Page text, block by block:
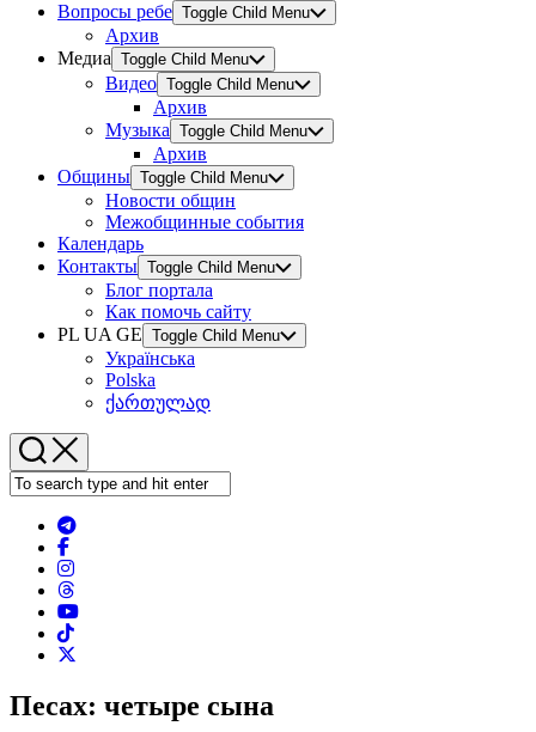
Вопросы ребе Toggle Child Menu
Архив
Медиа Toggle Child Menu
Видео Toggle Child Menu
Архив
Музыка Toggle Child Menu
Архив
Общины Toggle Child Menu
Новости общин
Межобщинные события
Календарь
Контакты Toggle Child Menu
Блог портала
Как помочь сайту
PL UA GE Toggle Child Menu
Українська
Polska
ქართულად
Песах: четыре сына